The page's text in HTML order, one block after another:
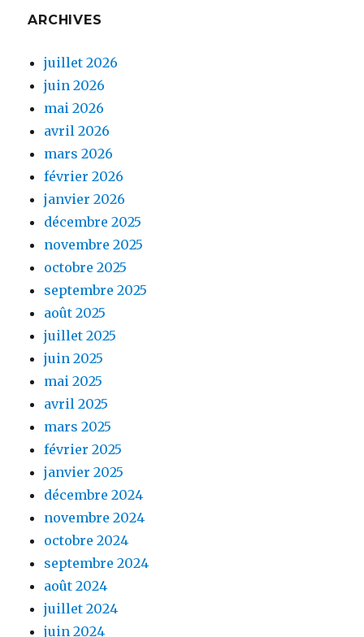
ARCHIVES
juillet 2026
juin 2026
mai 2026
avril 2026
mars 2026
février 2026
janvier 2026
décembre 2025
novembre 2025
octobre 2025
septembre 2025
août 2025
juillet 2025
juin 2025
mai 2025
avril 2025
mars 2025
février 2025
janvier 2025
décembre 2024
novembre 2024
octobre 2024
septembre 2024
août 2024
juillet 2024
juin 2024